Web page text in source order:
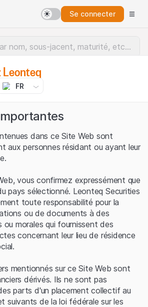
Se connecter
Erreur du serveur.
Leonteq
FR
dans ce Site Web sont
aux personnes résidant ou ayant leur
vous confirmez expressément que
pays sélectionné. Leonteq Securities
toute responsabilité pour la
ou de documents à des
ou morales qui fournissent des
concernant leur lieu de résidence
mentionnés sur ce Site Web sont
dérivés. Ils ne sont pas
parts d'un placement collectif au
suivants de la loi fédérale sur les